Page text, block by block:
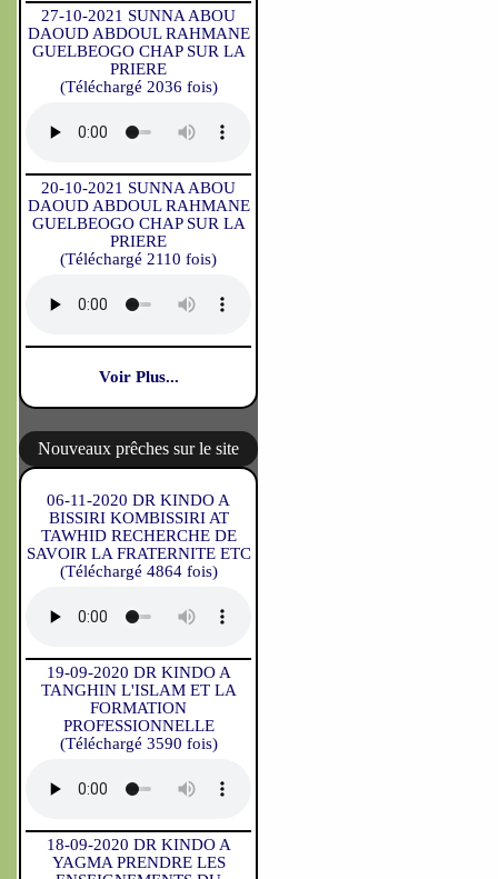
27-10-2021 SUNNA ABOU
DAOUD ABDOUL RAHMANE
GUELBEOGO CHAP SUR LA
PRIERE
(Téléchargé 2036 fois)
20-10-2021 SUNNA ABOU
DAOUD ABDOUL RAHMANE
GUELBEOGO CHAP SUR LA
PRIERE
(Téléchargé 2110 fois)
Voir Plus...
Nouveaux prêches sur le site
06-11-2020 DR KINDO A
BISSIRI KOMBISSIRI AT
TAWHID RECHERCHE DE
SAVOIR LA FRATERNITE ETC
(Téléchargé 4864 fois)
19-09-2020 DR KINDO A
TANGHIN L'ISLAM ET LA
FORMATION
PROFESSIONNELLE
(Téléchargé 3590 fois)
18-09-2020 DR KINDO A
YAGMA PRENDRE LES